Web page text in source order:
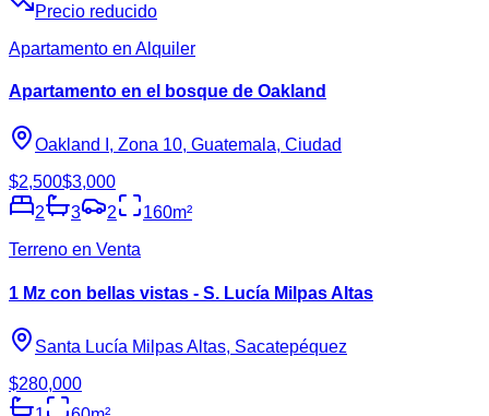
Precio reducido
Apartamento en Alquiler
Apartamento en el bosque de Oakland
Oakland I, Zona 10, Guatemala, Ciudad
$2,500$3,000
2
3 2 160m²
Terreno en Venta
1 Mz con bellas vistas - S. Lucía Milpas Altas
Santa Lucía Milpas Altas, Sacatepéquez
$280,000